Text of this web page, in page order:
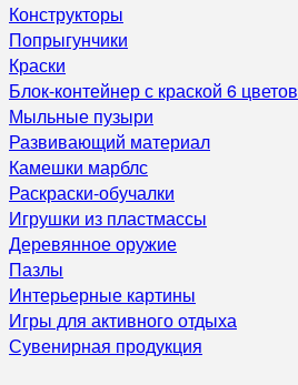
Конструкторы
Попрыгунчики
Краски
Блок-контейнер с краской 6 цветов
Мыльные пузыри
Развивающий материал
Камешки марблс
Раскраски-обучалки
Игрушки из пластмассы
Деревянное оружие
Пазлы
Интерьерные картины
Игры для активного отдыха
Сувенирная продукция